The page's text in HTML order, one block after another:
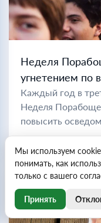
Неделя
угнетением по
Каждый год в
Неделя
повысить
время холодной
считались...
Читать далее
Мы используем
понимать, как
только с вашего
Принять